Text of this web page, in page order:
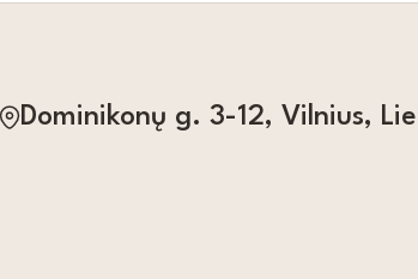
Dominikonų g. 3-12, Vilnius,